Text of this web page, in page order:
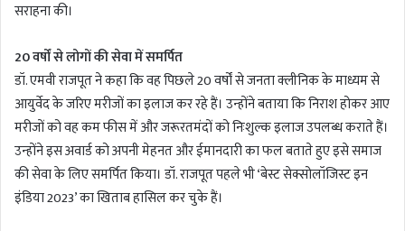
सराहना की।
20 वर्षों से लोगों की सेवा में समर्पित
डॉ. एमवी राजपूत ने कहा कि वह पिछले 20 वर्षों से जनता क्लीनिक के माध्यम से
आयुर्वेद के जरिए मरीजों का इलाज कर रहे हैं। उन्होंने बताया कि निराश होकर आए
मरीजों को वह कम फीस में और जरूरतमंदों को निःशुल्क इलाज उपलब्ध कराते हैं।
उन्होंने इस अवार्ड को अपनी मेहनत और ईमानदारी का फल बताते हुए इसे समाज
की सेवा के लिए समर्पित किया। डॉ. राजपूत पहले भी ‘बेस्ट सेक्सोलॉजिस्ट इन
इंडिया 2023’ का खिताब हासिल कर चुके हैं।